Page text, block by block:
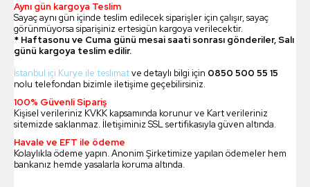
Aynı gün kargoya Teslim
Sayaç aynı gün içinde teslim edilecek siparişler için çalışır, sayaç
görünmüyorsa siparişiniz ertesigün kargoya verilecektir.
* Haftasonu ve Cuma günü mesai saati sonrası gönderiler, Salı
günü kargoya teslim edilir.
İstanbul içi Kurye ile teslimatve detaylı bilgi için 0850 500 55 15
nolu telefondan bizimle iletişime geçebilirsiniz.
100% Güvenli Sipariş
Kişisel verileriniz KVKK kapsamında korunur ve Kart verileriniz
sitemizde saklanmaz. İletişiminiz SSL sertifikasıyla güven altında.
Havale ve EFT ile ödeme
Kolaylıkla ödeme yapın. Anonim Şirketimize yapılan ödemeler hem
bankanız hemde yasalarla koruma altında.